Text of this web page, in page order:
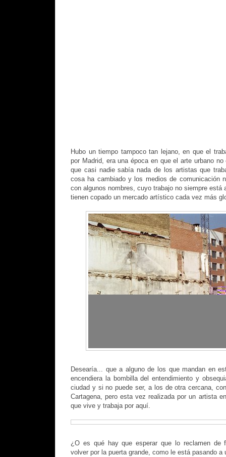
Hubo un tiempo tampoco tan lejano, en que el
por Madrid, era una época en que el arte urbano
que casi nadie sabía nada de los artistas que
cosa ha cambiado y los medios de comunicación
con algunos nombres, cuyo trabajo no siempre está
tienen copado un mercado artístico cada vez más
Desearía... que a alguno de los que mandan en
encendiera la bombilla del entendimiento y
ciudad y si no puede ser, a los de otra cercana,
Cartagena, pero esta vez realizada por un artista
que vive y trabaja por aquí.
¿O es qué hay que esperar que lo reclamen de
volver por la puerta grande, como le está pasando a